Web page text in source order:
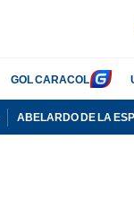
GOL CARACOL
ABELARDO DE LA